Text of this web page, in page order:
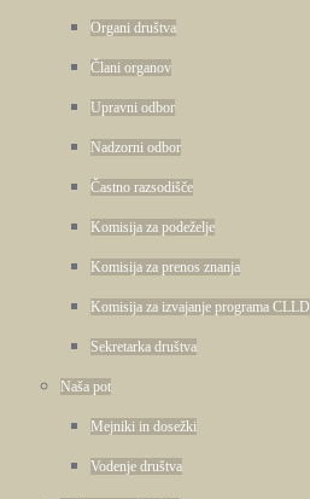
Organi društva
Člani organov
Upravni odbor
Nadzorni odbor
Častno razsodišče
Komisija za podeželje
Komisija za prenos znanja
Komisija za izvajanje programa CLLD
Sekretarka društva
Naša pot
Mejniki in dosežki
Vodenje društva